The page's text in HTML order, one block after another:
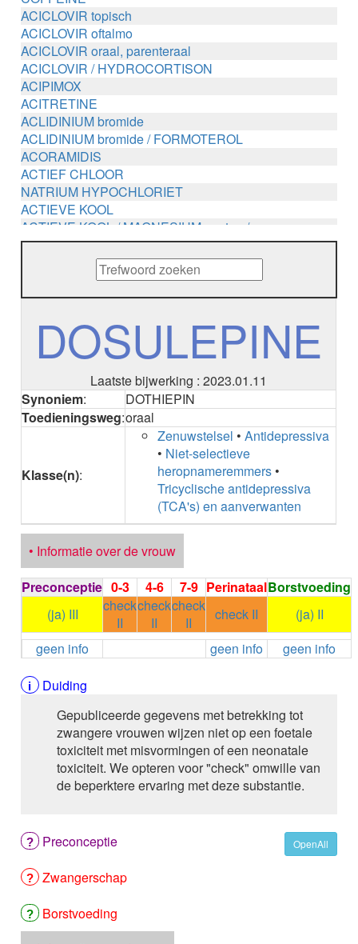
ACICLOVIR topisch
ACICLOVIR oftalmo
ACICLOVIR oraal, parenteraal
ACICLOVIR / HYDROCORTISON
ACIPIMOX
ACITRETINE
ACLIDINIUM bromide
ACLIDINIUM bromide / FORMOTEROL
ACORAMIDIS
ACTIEF CHLOOR
NATRIUM HYPOCHLORIET
ACTIEVE KOOL
ACTIEVE KOOL / MAGNESIUM zouten /
METHENAMINE
ADALIMUMAB
ADAPALEEN
ADAPALEEN / BENZOYLPEROXIDE
ADENOSINE
AESCINE
AFLIBERCEPT parenteraal
AFLIBERCEPT intravitreaal
AGOMELATINE
ALBUTREPENONACOG ALFA
Stollingsfactor IX; Factor IX
ALCOHOL
ETHANOL
ALECTINIB
ALEMTUZUMAB
ALENDRONAAT
ALENDRONAAT/VIT D3
ALENDRONAAT / VITAMINE D3 / CACO3
ALFENTANYL HCl
ALGELDRAAT
ALGELDRAAT / MAGNESIUM HYDROXYDE
ALGINAAT Na / BICARBONAAT Na
ALGINAAT Na / Na BICARBONAAT / CALCIUM
CARBONAAT
ALIROCUMAB
ALIZAPRIDE
ALMOTRIPTAN
ALOGLIPTINE benzoaat
DOSULEPINE
Laatste bijwerking : 2023.01.11
Synoniem:
DOTHIEPIN
Toedieningsweg:oraal
Klasse(n):
Zenuwstelsel •Antidepressiva
• Niet-selectieve
heropnameremmers •
Tricyclische antidepressiva
(TCA's) en aanverwanten
• Informatie over de vrouw
Preconceptie 0-3 4-6 7-9 PerinataalBorstvoeding
(ja) III
check
II
check
II
check
II
check II
(ja) II
geen info
geen info
geen info
Duiding
Gepubliceerde gegevens met betrekking tot
zwangere vrouwen wijzen niet op een foetale
toxiciteit met misvormingen of een neonatale
toxiciteit. We opteren voor "check" omwille van
de beperktere ervaring met deze substantie.
OpenAll
Preconceptie
Zwangerschap
Borstvoeding